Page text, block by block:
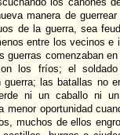
manera de
de la guerra, sea
entre los vecinos e
guerras comenzaban
los fríos; el
guerra; las batallas no
ni un caballo ni un
menor oportunidad
muchos de ellos